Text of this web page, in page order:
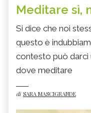
Meditare sì,
Si dice che noi
questo è
contesto può darci
dove meditare
di SARA MASCIGRANDE